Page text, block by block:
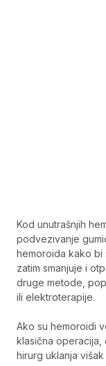
Kod unutrašnjih
podvezivanje
hemoroida kako
zatim smanjuje i
druge metode,
ili elektroterapije.
Ako su hemoroidi
klasična operacija,
hirurg uklanja